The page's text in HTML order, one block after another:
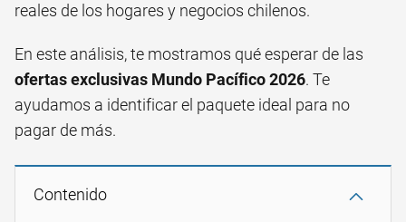
reales de los hogares y negocios chilenos.
En este análisis, te mostramos qué esperar de las
ofertas exclusivas Mundo Pacífico 2026. Te
ayudamos a identificar el paquete ideal para no
pagar de más.
Contenido